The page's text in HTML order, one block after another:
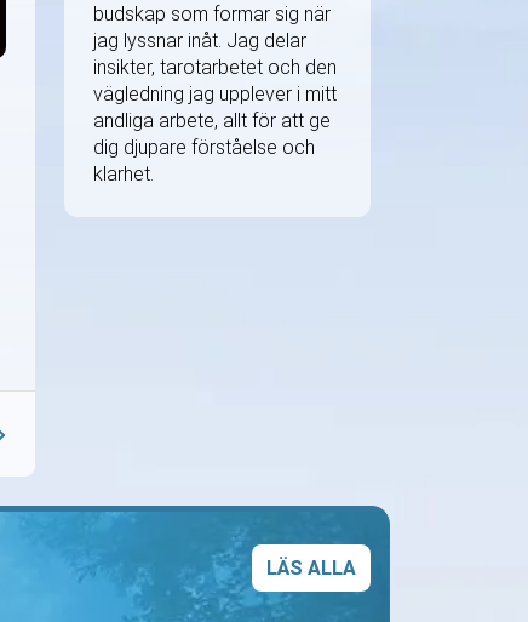
budskap som formar sig när
jag lyssnar inåt. Jag delar
insikter, tarotarbetet och den
vägledning jag upplever i mitt
andliga arbete, allt för att ge
dig djupare förståelse och
klarhet.
LÄS ALLA